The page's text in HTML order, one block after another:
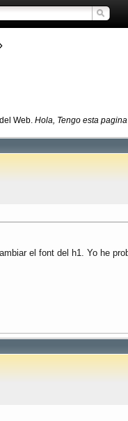
Web. Hola, Tengo esta
el font del h1. Yo he